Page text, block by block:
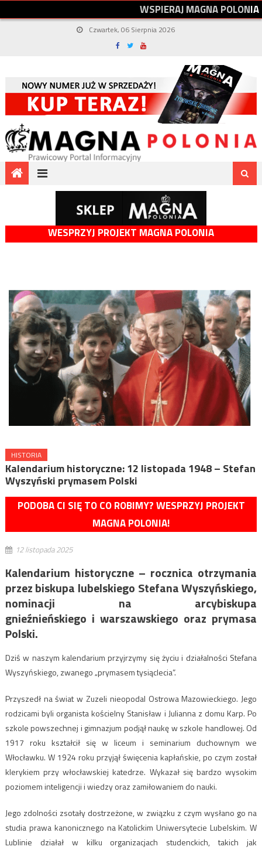
WSPIERAJMAGNAPOLONIA
Czwartek, 06 Sierpnia 2026
WESPRZYJ PROJEKT MAGNA POLONIA
HISTORIA
Kalendarium historyczne: 12 listopada 1948 – Stefan
Wyszyński prymasem Polski
PODOBA CI SIĘ TO CO ROBIMY? WESPRZYJ PROJEKT
MAGNA POLONIA!
12 listopada 2025
Kalendarium historyczne – rocznica otrzymania
przez biskupa lubelskiego Stefana Wyszyńskiego,
nominacji na arcybiskupa
gnieźnieńskiego i warszawskiego oraz prymasa
Polski.
Dziś w naszym kalendarium przyjrzymy się życiu i działalności Stefana
Wyszyńskiego, zwanego „prymasem tysiąclecia”.
Przyszedł na świat w Zuzeli nieopodal Ostrowa Mazowieckiego. Jego
rodzicami byli organista kościelny Stanisław i Julianna z domu Karp. Po
szkole powszechnej i gimnazjum podjął naukę w szkole handlowej. Od
1917 roku kształcił się w liceum i seminarium duchownym we
Włocławku. W 1924 roku przyjął święcenia kapłańskie, po czym został
klerykiem przy włocławskiej katedrze. Wykazał się bardzo wysokim
poziomem inteligencji i wiedzy oraz zamiłowaniem do nauki.
Jego zdolności zsotały dostrzeżone, w związku z czym wysłano go na
studia prawa kanonicznego na Katolickim Uniwersytecie Lubelskim. W
Lublinie działał w kilku organizacjach studenckich, takich jak